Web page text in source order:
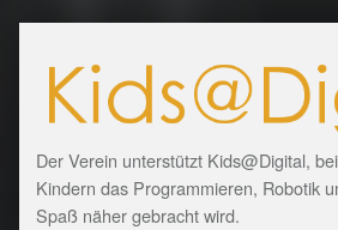
Der Verein unterstützt Kids@Digital,
Kindern das Programmieren, Robotik
Spaß näher gebracht wird.